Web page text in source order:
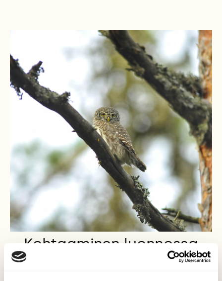
Kohtaaminen luonnossa
Ensikohtaaminen varpuspöllön kanssa oli